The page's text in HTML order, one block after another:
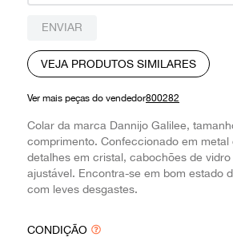
ENVIAR
VEJA PRODUTOS SIMILARES
Ver mais peças do vendedor800282
Colar da marca Dannijo Galilee,
comprimento. Confeccionado em metal
detalhes em cristal, cabochões de
ajustável. Encontra-se em bom estado
com leves desgastes.
CONDIÇÃO